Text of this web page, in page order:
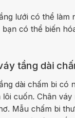
lưới có thể làm
có thể biến
tầng dài
dài chấm bi có
lôi cuốn. Chân
Mẫu chấm bi